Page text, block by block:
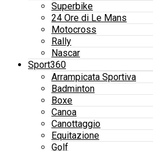
Superbike
24 Ore di Le Mans
Motocross
Rally
Nascar
Sport360
Arrampicata Sportiva
Badminton
Boxe
Canoa
Canottaggio
Equitazione
Golf